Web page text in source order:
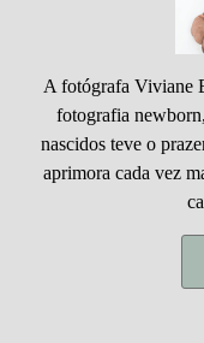
A fotógrafa Viviane
fotografia
nascidos teve o
aprimora cada vez